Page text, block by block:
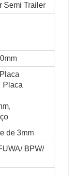
Semi Trailer
de 3mm
BPW/